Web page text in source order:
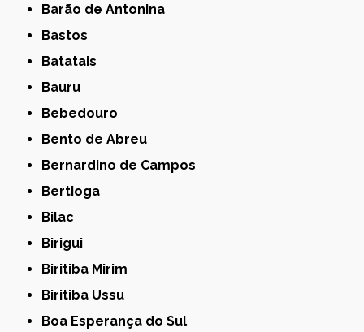
Barão de Antonina
Bastos
Batatais
Bauru
Bebedouro
Bento de Abreu
Bernardino de Campos
Bertioga
Bilac
Birigui
Biritiba Mirim
Biritiba Ussu
Boa Esperança do Sul